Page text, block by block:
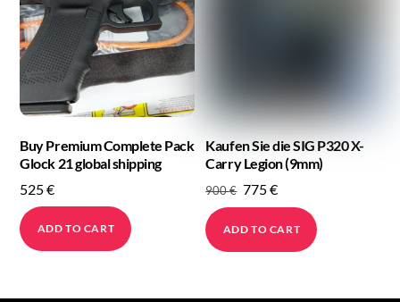
Buy Premium Complete Pack
Glock 21 global shipping
525€
ADD TO CART
Kaufen Sie die SIG P320 X-
Carry Legion (9mm)
900€ Original
price
was:
900 €.
775€Current
price
is:
775 €.
ADD TO CART